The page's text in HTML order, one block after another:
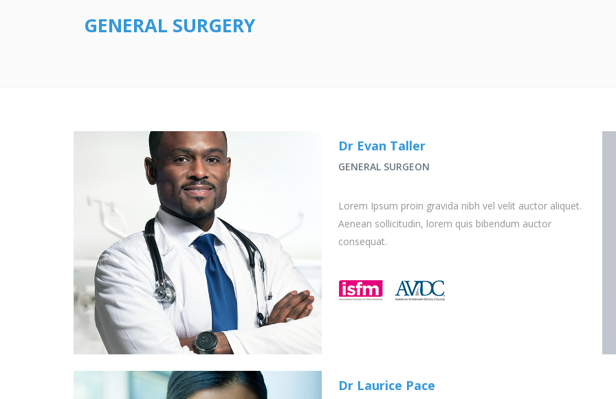
GENERAL SURGERY
Dr Evan Taller
GENERAL SURGEON
Lorem Ipsum proin gravida nibh vel velit auctor aliquet.
Aenean sollicitudin, lorem quis bibendum auctor
consequat.
Dr Laurice Pace